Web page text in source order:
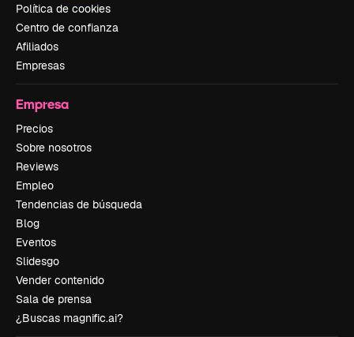
Política de cookies
Centro de confianza
Afiliados
Empresas
Empresa
Precios
Sobre nosotros
Reviews
Empleo
Tendencias de búsqueda
Blog
Eventos
Slidesgo
Vender contenido
Sala de prensa
¿Buscas magnific.ai?